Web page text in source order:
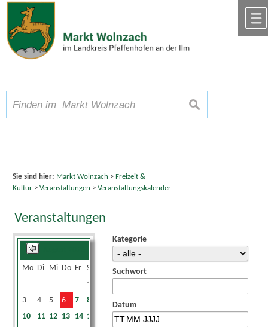
Zum Inhalt,zur Navigation
Schriftgröße A A A suchen
Sie sind hier: Markt Wolnzach > Freizeit &
Kultur> Veranstaltungen > Veranstaltungskalender
Veranstaltungen
Mo Di Mi Do Fr Sa
1
3
4 5 6 7 8
10
11 12 13 14 15
Kategorie
Suchwort
Datum